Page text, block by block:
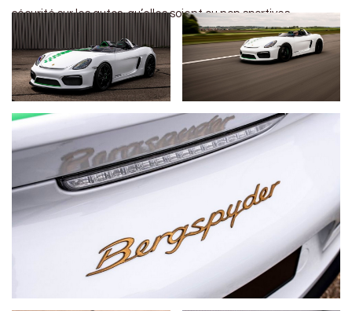
sécurité sur les autos, qu’elles soient ou non sportives.